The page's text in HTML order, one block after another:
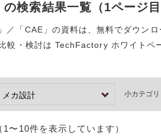
の検索結果一覧（1ページ目
／「CAE」の資料は、無料でダウン
比較・検討は TechFactory ホワイト
小カテゴリ
1〜10件を表示しています）